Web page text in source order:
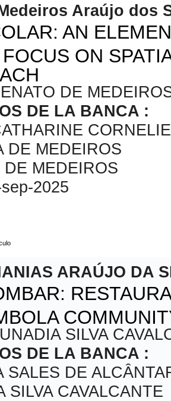
Araújo dos
AN
ON
DE
DE LA BANCA :
DE MEDEIROS
DE MEDEIROS
2025
ARAÚJO DA
SILVA
DE LA BANCA :
SALES DE
SILVA CAVALCANTE